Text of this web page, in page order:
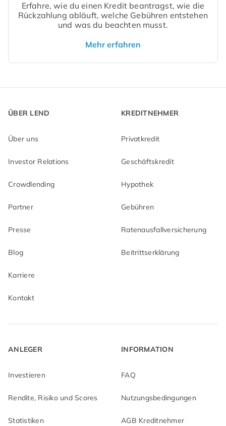
Erfahre, wie du einen Kredit beantragst, wie die
Rückzahlung abläuft, welche Gebühren entstehen
und was du beachten musst.
Mehr erfahren
ÜBER LEND
Über uns
Investor Relations
Crowdlending
Partner
Presse
Blog
Karriere
Kontakt
KREDITNEHMER
Privatkredit
Geschäftskredit
Hypothek
Gebühren
Ratenausfallversicherung
Beitrittserklärung
ANLEGER
Investieren
Rendite, Risiko und Scores
Statistiken
INFORMATION
FAQ
Nutzungsbedingungen
AGB Kreditnehmer